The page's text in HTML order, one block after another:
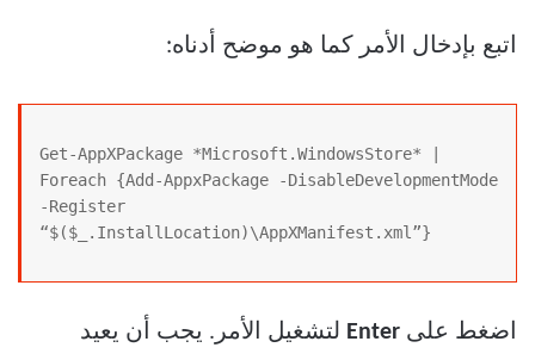
اتبع بإدخال الأمر كما هو موضح أدناه:
Get-AppXPackage *Microsoft.WindowsStore* |
Foreach {Add-AppxPackage -DisableDevelopmentMode
-Register
“$($_.InstallLocation)\AppXManifest.xml”}
اضغط على Enter لتشغيل الأمر. يجب أن يعيد